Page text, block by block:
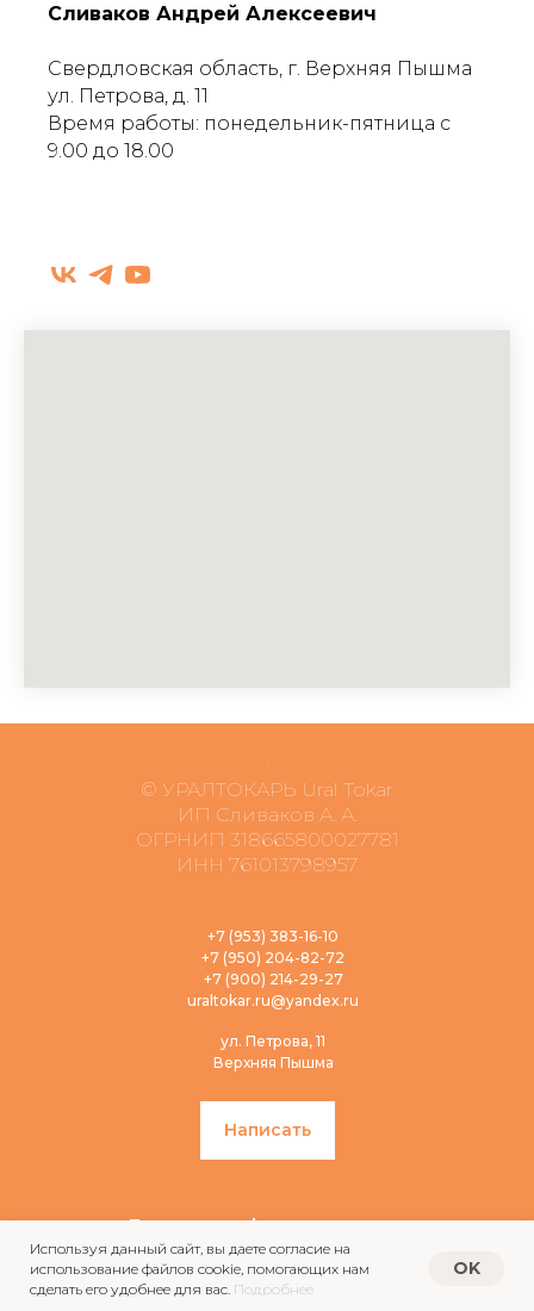
Сливаков Андрей Алексеевич
Свердловская область, г. Верхняя Пышма
ул. Петрова, д. 11
Время работы: понедельник-пятница с
9.00 до 18.00
© УРАЛТОКАРЬ Ural Tokar
ИП Сливаков А. А.
ОГРНИП 318665800027781
ИНН 761013798957
+7 (953) 383-16-10
+7 (950) 204-82-72
+7 (900) 214-29-27
uraltokar.ru@yandex.ru
ул. Петрова, 11
Верхняя Пышма
Написать
Политика конфиденциальности
Публичная оферта
Сводные данные о результатах проведения СОУТ в
части установленных классов
Используя данный сайт, вы даете согласие на
использование файлов cookie, помогающих нам
сделать его удобнее для вас. Подробнее
OK